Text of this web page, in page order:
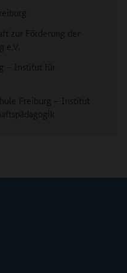
zur Förderung der
e.V.
– Institut für
Freiburg – Institut